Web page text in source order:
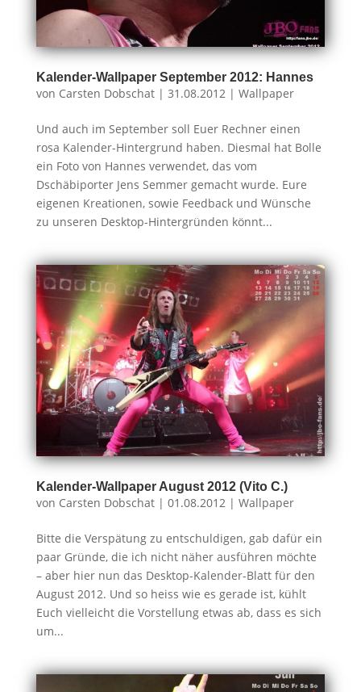
Kalender-Wallpaper September 2012: Hannes
von Carsten Dobschat| 31.08.2012| Wallpaper
Und auch im September soll Euer Rechner einen
rosa Kalender-Hintergrund haben. Diesmal hat Bolle
ein Foto von Hannes verwendet, das vom
Dschäbiporter Jens Semmer gemacht wurde. Eure
eigenen Kreationen, sowie Feedback und Wünsche
zu unseren Desktop-Hintergründen könnt...
Kalender-Wallpaper August 2012 (Vito C.)
von Carsten Dobschat| 01.08.2012 | Wallpaper
Bitte die Verspätung zu entschuldigen, gab dafür ein
paar Gründe, die ich nicht näher ausführen möchte
– aber hier nun das Desktop-Kalender-Blatt für den
August 2012. Und so heiss wie es gerade ist, kühlt
Euch vielleicht die Vorstellung etwas ab, dass es sich
um...